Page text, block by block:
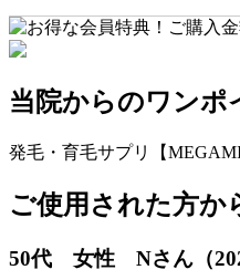
当院からのワンポ
発毛・育毛サプリ【
ご使用された方か
50代 女性 Nさん（